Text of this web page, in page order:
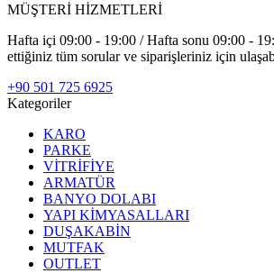
MÜŞTERİ HİZMETLERİ
Hafta içi 09:00 - 19:00 / Hafta sonu 09:00 -
ettiğiniz tüm sorular ve siparişleriniz için
+90 501 725 6925
Kategoriler
KARO
PARKE
VİTRİFİYE
ARMATÜR
BANYO DOLABI
YAPI KİMYASALLARI
DUŞAKABİN
MUTFAK
OUTLET